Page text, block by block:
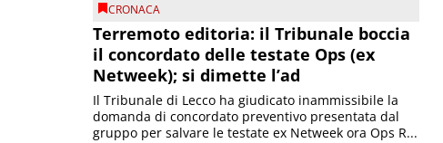
CRONACA
Terremoto editoria: il Tribunale boccia
il concordato delle testate Ops (ex
Netweek); si dimette l’ad
Il Tribunale di Lecco ha giudicato inammissibile la
domanda di concordato preventivo presentata dal
gruppo per salvare le testate ex Netweek ora Ops R...